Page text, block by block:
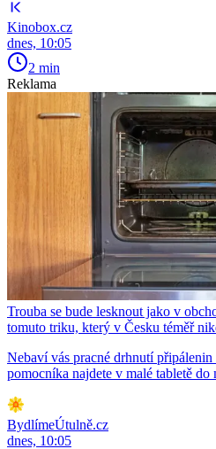
Kinobox.cz
dnes, 10:05
2 min
Reklama
Trouba se bude lesknout jako v
tomuto triku, který v Česku téměř
Nebaví vás pracné drhnutí
pomocníka najdete v malé tabletě do
BydlímeÚtulně.cz
dnes, 10:05